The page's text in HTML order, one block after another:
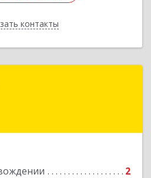
контакты
Назад
2